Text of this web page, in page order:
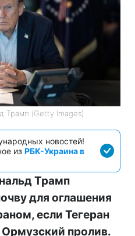
Трамп (Getty Images)
новостей!
из РБК-Украина в
Трамп
для оглашения
если Тегеран
пролив.